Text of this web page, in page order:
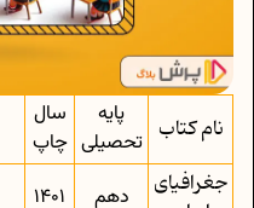
نام کتاب
پایه
تحصیلی
سال
چاپ
جغرافیای
دهم 1401